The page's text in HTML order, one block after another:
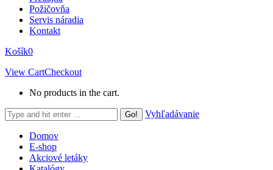
Požičovňa
Servis náradia
Kontakt
Košík0
View CartCheckout
No products in the cart.
Search:
Vyhľadávanie
Domov
E-shop
Akciové letáky